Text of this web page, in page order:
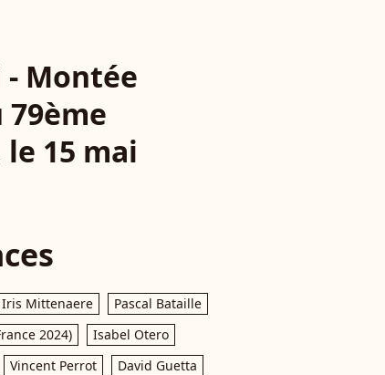
- Montée
15 mai
Iris Mittenaere
Pascal Bataille
2024)
Isabel Otero
Vincent Perrot David Guetta